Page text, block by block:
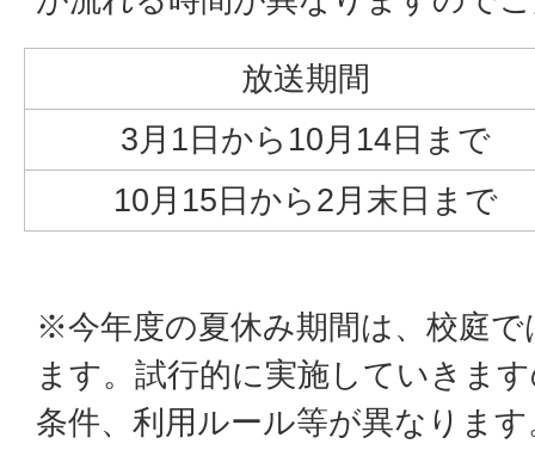
放送期間
3月1日から10月14日まで
10月15日から2月末日まで
※今年度の夏休み期間は、校庭
ます。試行的に実施していきま
条件、利用ルール等が異なりま